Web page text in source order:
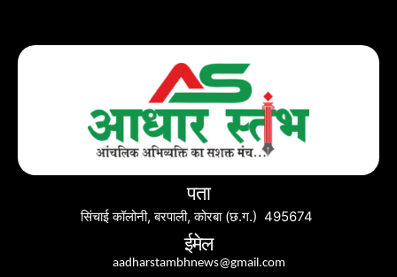
पता
सिंचाई कॉलोनी, बरपाली, कोरबा (छ.ग.) 495674
ईमेल
aadharstambhnews@gmail.com